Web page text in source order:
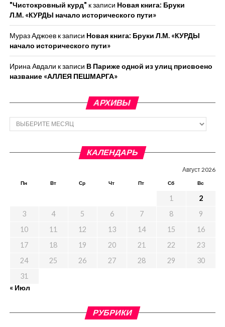
"Чистокровный курд" к записи Новая книга: Бруки
Л.М. «КУРДЫ начало исторического пути»
Мураз Аджоевк записи Новая книга: Бруки Л.М. «КУРДЫ
начало исторического пути»
Ирина Авдали к записи В Париже одной из улиц присвоено
название «АЛЛЕЯ ПЕШМАРГА»
АРХИВЫ
Архивы
КАЛЕНДАРЬ
Август 2026
Пн Вт Ср Чт Пт Сб Вс
1
2
3
4 5 6 7 8
9
10
11 12 13 14 15
16
17
18 19 20 21 22
23
24
25 26 27 28 29
30
31
« Июл
РУБРИКИ